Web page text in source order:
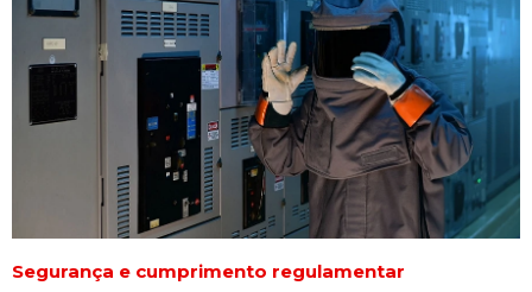
Segurança e cumprimento regulamentar